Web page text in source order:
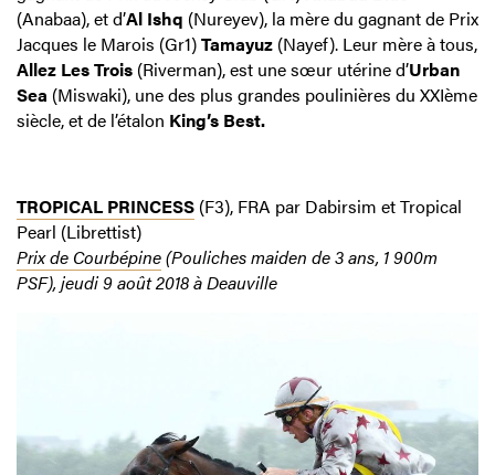
(Anabaa), et d’Al Ishq (Nureyev), la mère du gagnant de Prix
Jacques le Marois (Gr1)Tamayuz (Nayef). Leur mère à tous,
Allez Les Trois (Riverman), est une sœur utérine d’Urban
Sea (Miswaki), une des plus grandes poulinières du XXIème
siècle, et de l’étalon King’s Best.
TROPICAL PRINCESS (F3), FRA par Dabirsim et Tropical
Pearl (Librettist)
Prix de Courbépine(Pouliches maiden de 3 ans, 1 900m
PSF), jeudi 9 août 2018 à Deauville